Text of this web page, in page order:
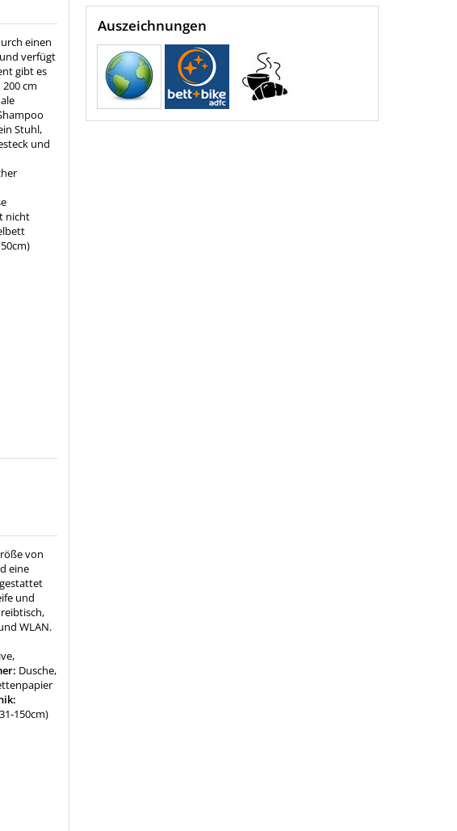
einen
verfügt
gibt es
cm
Stuhl,
und
nicht
von
eine
und
WLAN.
Dusche,
150cm)
Auszeichnungen